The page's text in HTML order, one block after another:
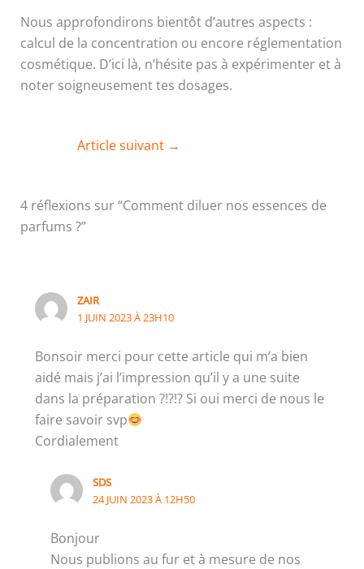
Nous approfondirons bientôt d’autres aspects :
calcul de la concentration ou encore réglementation
cosmétique. D’ici là, n’hésite pas à expérimenter et à
noter soigneusement tes dosages.
Article suivant →
4 réflexions sur “Comment diluer nos essences de
parfums ?”
ZAIR
1 JUIN 2023 À 23H10
Bonsoir merci pour cette article qui m’a bien
aidé mais j’ai l’impression qu’il y a une suite
dans la préparation ?!?!? Si oui merci de nous le
faire savoir svp
Cordialement
SDS
24 JUIN 2023 À 12H50
Bonjour
Nous publions au fur et à mesure de nos